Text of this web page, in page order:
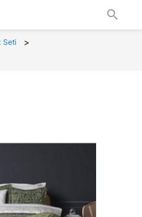
search
Seti >